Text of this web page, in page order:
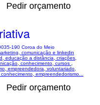
Pedir orçamento
190 Coroa do Meio
comunicação e linkedin
educação a distância, criações,
conhecimento, cursos ,
empreendedora, voluntariado,
empreendedorismo...
Pedir orçamento